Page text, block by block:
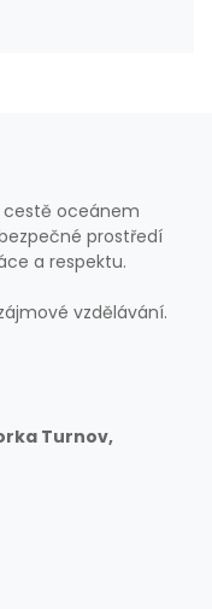
cestě oceánem
prostředí
a respektu.
vzdělávání.
Turnov,